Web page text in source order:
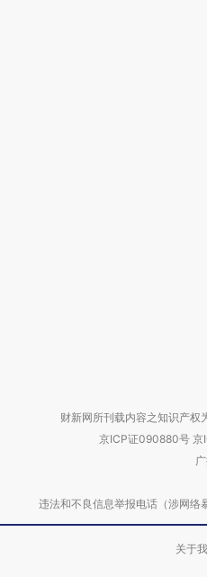
财新网所刊载内容之知识产权
京ICP证090880号 京
违法和不良信息举报电话（涉网
关于